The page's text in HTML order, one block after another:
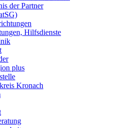
der Partner
Hilfsdienste
plus
Kronach